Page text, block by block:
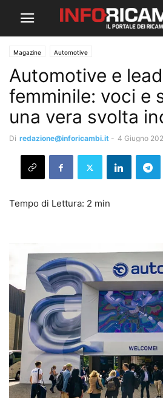
Magazine Automotive
Automotive e
femminile: voci e
una vera svolta
Di redazione@inforicambi.it - 4 Giugno